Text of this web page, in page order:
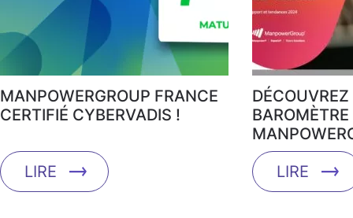
MANPOWERGROUP FRANCE
CERTIFIÉ CYBERVADIS !
LIRE
DÉCOUVREZ
LIRE